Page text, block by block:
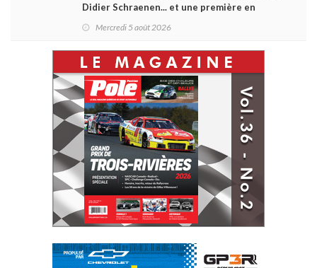
Didier Schraenen... et une première en
Mercredi 5 août 2026